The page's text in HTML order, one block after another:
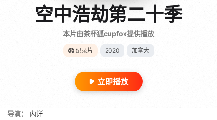
空中浩劫第二十季
本片由茶杯狐cupfox提供播放
纪录片 2020 加拿大
立即播放
导演：
内详